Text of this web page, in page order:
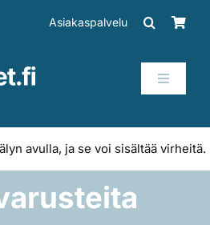
Asiakaspalvelu
Toggle
avulla, ja se voi sisältää virheitä.